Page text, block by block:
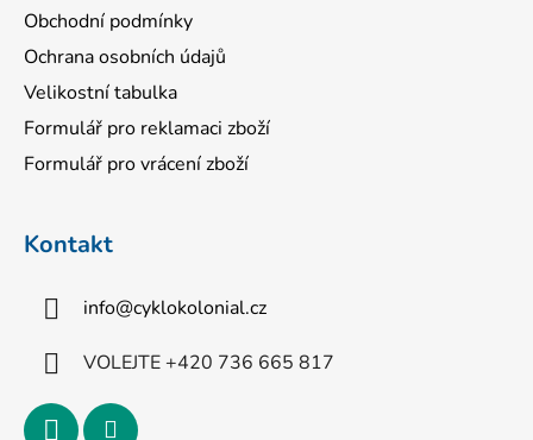
Obchodní podmínky
Ochrana osobních údajů
Velikostní tabulka
Formulář pro reklamaci zboží
Formulář pro vrácení zboží
Kontakt
info@cyklokolonial.cz
VOLEJTE +420 736 665 817